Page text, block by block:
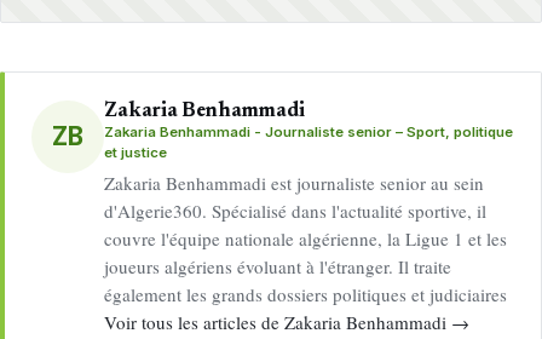
ZB
Zakaria Benhammadi
Zakaria Benhammadi - Journaliste senior – Sport, politique
et justice
Zakaria Benhammadi est journaliste senior au sein
d'Algerie360. Spécialisé dans l'actualité sportive, il
couvre l'équipe nationale algérienne, la Ligue 1 et les
joueurs algériens évoluant à l'étranger. Il traite
également les grands dossiers politiques et judiciaires
Voir tous les articles de Zakaria Benhammadi →